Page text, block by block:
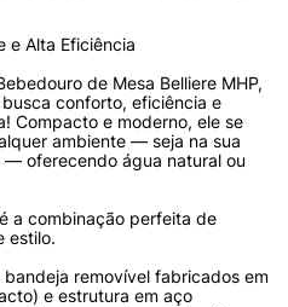
e Alta Eficiência
de Mesa Belliere MHP,
conforto, eficiência e
Compacto e moderno, ele se
ambiente — seja na sua
— oferecendo água natural ou
a combinação perfeita de
estilo.
removível fabricados em
e estrutura em aço